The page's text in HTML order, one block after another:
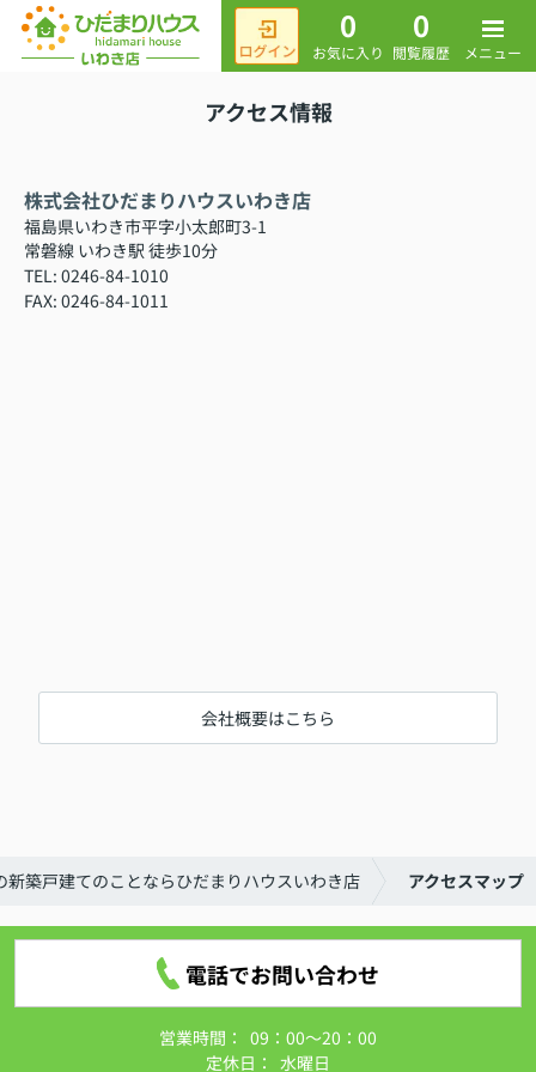
0
お気に入り
0
閲覧履歴 メニュー
アクセス情報
株式会社ひだまりハウスいわき店
福島県いわき市平字小太郎町3-1
常磐線 いわき駅 徒歩10分
TEL: 0246-84-1010
FAX: 0246-84-1011
会社概要はこちら
新築戸建てのことならひだまりハウスいわき店 アクセスマップ
電話でお問い合わせ
営業時間： 09：00～20：00
定休日： 水曜日